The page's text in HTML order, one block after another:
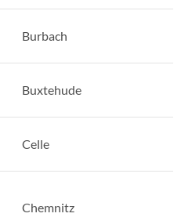
Burbach
Buxtehude
Celle
Chemnitz